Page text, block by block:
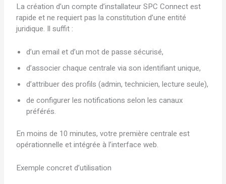
La création d’un compte d’installateur SPC Connect est
rapide et ne requiert pas la constitution d’une entité
juridique. Il suffit :
d’un email et d’un mot de passe sécurisé,
d’associer chaque centrale via son identifiant unique,
d’attribuer des profils (admin, technicien, lecture seule),
de configurer les notifications selon les canaux
préférés.
En moins de 10 minutes, votre première centrale est
opérationnelle et intégrée à l’interface web.
Exemple concret d’utilisation